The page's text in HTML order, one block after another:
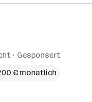
Gesponsert
€ monatlich